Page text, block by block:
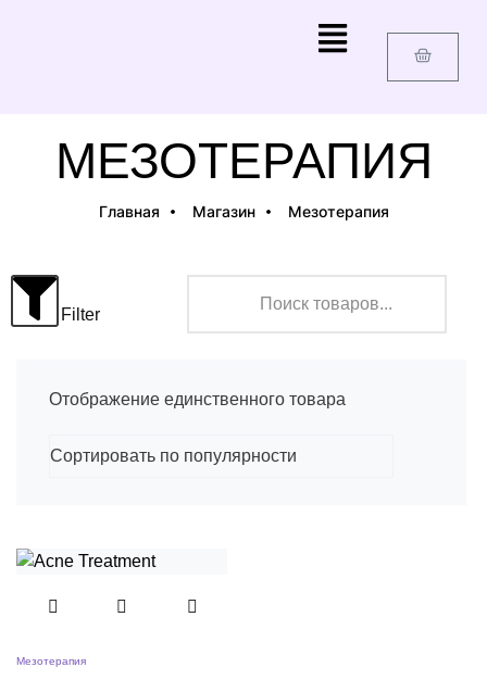
МЕЗОТЕРАПИЯ
Главная Магазин Мезотерапия
Filter
Отображение единственного товара
Мезотерапия